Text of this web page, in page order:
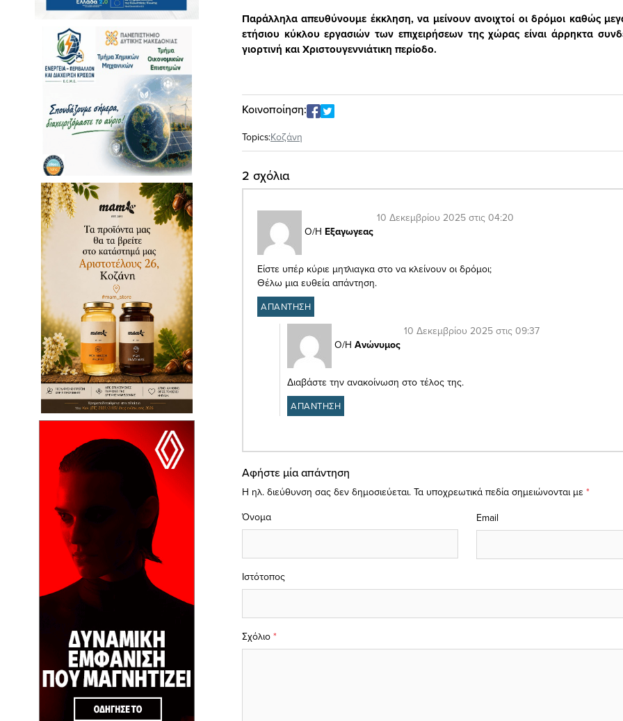
Παράλληλα απευθύνουμε έκκληση, να μείνουν ανοιχτοί οι δρόμοι καθώς
ετήσιου κύκλου εργασιών των επιχειρήσεων της χώρας είναι άρρηκτα
γιορτινή και Χριστουγεννιάτικη περίοδο.
Κοινοποίηση:
Topics:Κοζάνη
2 σχόλια
Ο/Η Εξαγωγεας
10 Δεκεμβρίου 2025 στις 04:20
Είστε υπέρ κύριε μητλιαγκα στο να κλείνουν οι δρόμοι;
Θέλω μια ευθεία απάντηση.
ΑΠΑΝΤΗΣΗ
Ο/Η Ανώνυμος
10 Δεκεμβρίου 2025 στις 09:37
Διαβάστε την ανακοίνωση στο τέλος της.
ΑΠΑΝΤΗΣΗ
Αφήστε μία απάντηση
Η ηλ. διεύθυνση σας δεν δημοσιεύεται. Τα υποχρεωτικά πεδία σημειώνονται με *
Σχόλιο *
Όνομα Email
Ιστότοπος